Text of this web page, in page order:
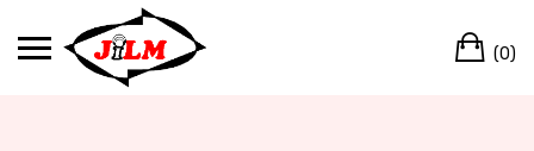
(0)